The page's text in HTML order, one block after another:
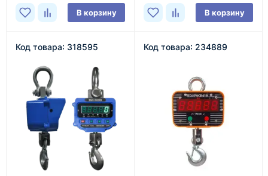
В корзину В корзину
Код товара: 318595 Код товара: 234889